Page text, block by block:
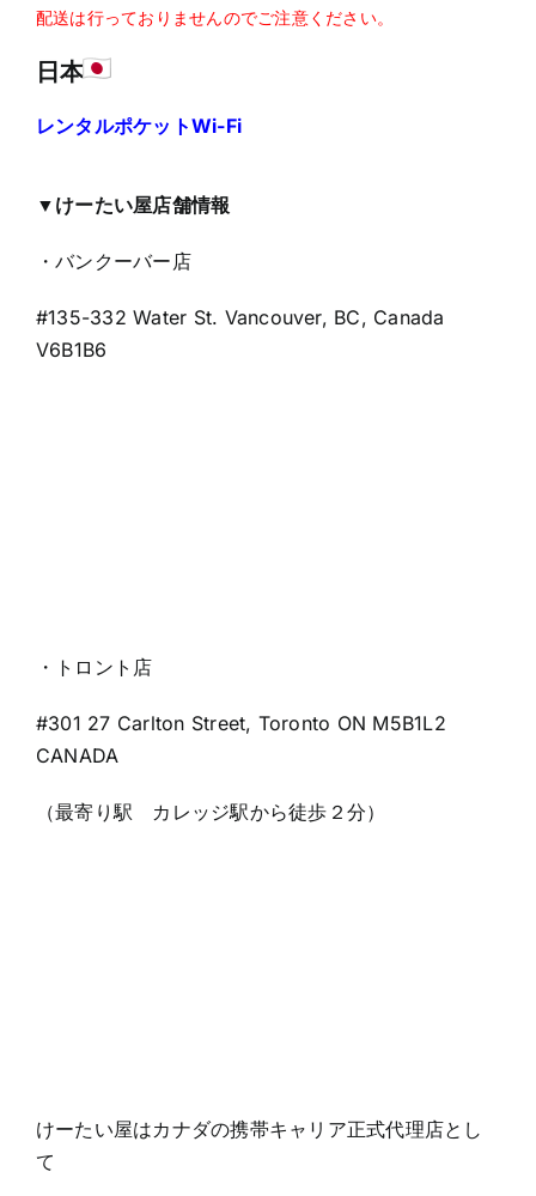
配送は行っておりませんのでご注意ください。
日本
レンタルポケットWi-Fi
▼けーたい屋店舗情報
・バンクーバー店
#135-332 Water St. Vancouver, BC, Canada
V6B1B6
・トロント店
#301 27 Carlton Street, Toronto ON M5B1L2
CANADA
（最寄り駅 カレッジ駅から徒歩２分）
けーたい屋はカナダの携帯キャリア正式代理店とし
て